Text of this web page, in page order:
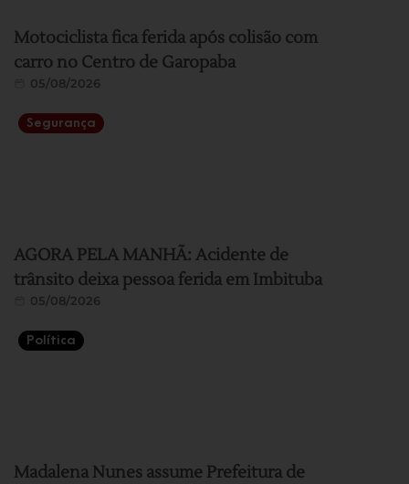
Motociclista fica ferida após colisão com
carro no Centro de Garopaba
05/08/2026
Segurança
AGORA PELA MANHÃ: Acidente de
trânsito deixa pessoa ferida em Imbituba
05/08/2026
Política
Madalena Nunes assume Prefeitura de